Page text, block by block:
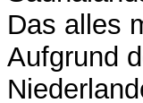
Das alles
Aufgrund